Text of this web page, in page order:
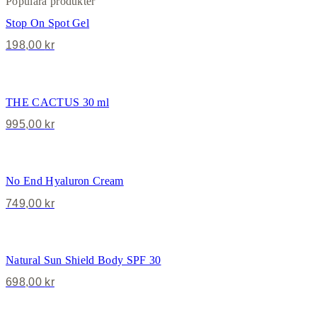
Stop On Spot Gel
198,00 kr
THE CACTUS 30 ml
995,00 kr
No End Hyaluron Cream
749,00 kr
Natural Sun Shield Body SPF 30
698,00 kr